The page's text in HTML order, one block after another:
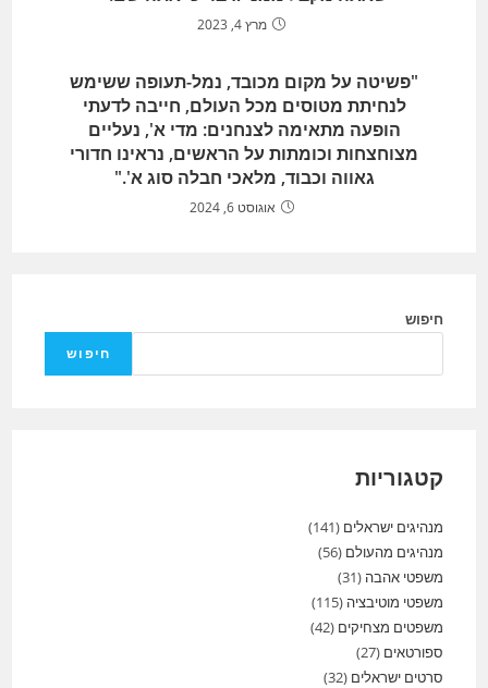
מרץ 4, 2023
"פשיטה על מקום מכובד, נמל-תעופה ששימש
לנחיתת מטוסים מכל העולם, חייבה לדעתי
הופעה מתאימה לצנחנים: מדי א', נעליים
מצוחצחות וכומתות על הראשים, נראינו חדורי
גאווה וכבוד, מלאכי חבלה סוג א'."
אוגוסט 6, 2024
חיפוש
חיפוש
קטגוריות
מנהיגים ישראלים (141)
מנהיגים מהעולם (56)
משפטי אהבה (31)
משפטי מוטיבציה (115)
משפטים מצחיקים (42)
ספורטאים (27)
סרטים ישראלים (32)